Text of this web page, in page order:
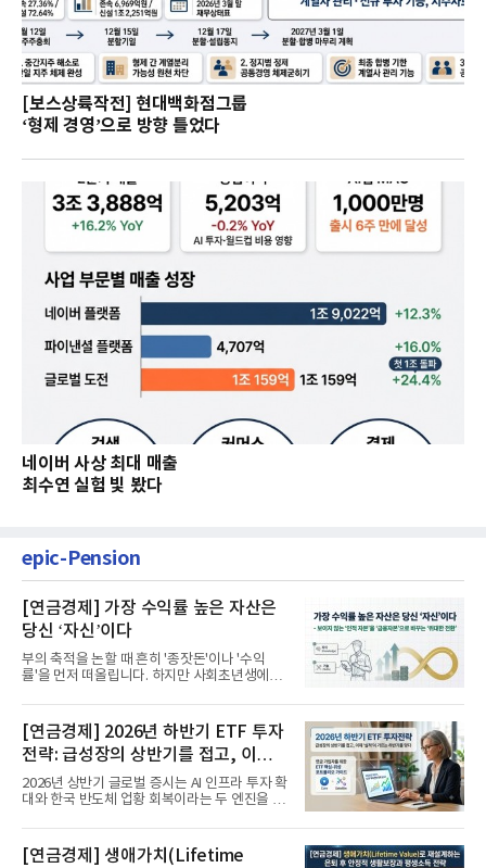
[보스상륙작전] 현대백화점그룹
‘형제 경영’으로 방향 틀었다
네이버 사상 최대 매출
최수연 실험 빛 봤다
epic-Pension
[연금경제] 가장 수익률 높은 자산은
당신 ‘자신’이다
부의 축적을 논할 때 흔히 '종잣돈'이나 '수익
률'을 먼저 떠올립니다. 하지만 사회초년생에게
[연금경제] 2026년 하반기 ETF 투자
전략: 급성장의 상반기를 접고, 이제
'실적'이 가르는 하반기를 맞다
2026년 상반기 글로벌 증시는 AI 인프라 투자 확
대와 한국 반도체 업황 회복이라는 두 엔진을 달
[연금경제] 생애가치(Lifetime